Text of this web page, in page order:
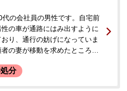
所へ相談に来られました。事
は被害者と顔を合わせないよ
いましたが、直接謝罪できて
に応じてもらえない可能性が
おられました。
代の会社員の男性です。自宅前
の車が通路にはみ出すように
り、通行の妨げになっていま
の妻が移動を求めたところ口
頼者は、カッとなって隣人の
分